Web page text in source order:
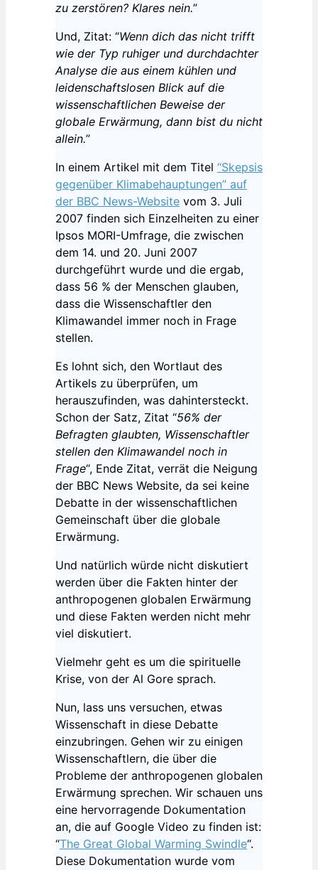
zu zerstören? Klares nein.”
Und, Zitat: “Wenn dich das nicht trifft
wie der Typ ruhiger und durchdachter
Analyse die aus einem kühlen und
leidenschaftslosen Blick auf die
wissenschaftlichen Beweise der
globale Erwärmung, dann bist du nicht
allein.”
In einem Artikel mit dem Titel “Skepsis
gegenüber Klimabehauptungen” auf
der BBC News-Website vom 3. Juli
2007 finden sich Einzelheiten zu einer
Ipsos MORI-Umfrage, die zwischen
dem 14. und 20. Juni 2007
durchgeführt wurde und die ergab,
dass 56 % der Menschen glauben,
dass die Wissenschaftler den
Klimawandel immer noch in Frage
stellen.
Es lohnt sich, den Wortlaut des
Artikels zu überprüfen, um
herauszufinden, was dahintersteckt.
Schon der Satz, Zitat “56% der
Befragten glaubten, Wissenschaftler
stellen den Klimawandel noch in
Frage“, Ende Zitat, verrät die Neigung
der BBC News Website, da sei keine
Debatte in der wissenschaftlichen
Gemeinschaft über die globale
Erwärmung.
Und natürlich würde nicht diskutiert
werden über die Fakten hinter der
anthropogenen globalen Erwärmung
und diese Fakten werden nicht mehr
viel diskutiert.
Vielmehr geht es um die spirituelle
Krise, von der Al Gore sprach.
Nun, lass uns versuchen, etwas
Wissenschaft in diese Debatte
einzubringen. Gehen wir zu einigen
Wissenschaftlern, die über die
Probleme der anthropogenen globalen
Erwärmung sprechen. Wir schauen uns
eine hervorragende Dokumentation
an, die auf Google Video zu finden ist:
“The Great Global Warming Swindle“.
Diese Dokumentation wurde vom